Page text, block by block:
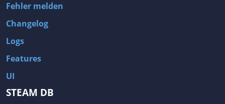
Fehler melden
Changelog
Logs
Features
UI
STEAM DB